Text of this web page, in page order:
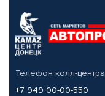
Телефон колл-центра
+7 949 00-00-550